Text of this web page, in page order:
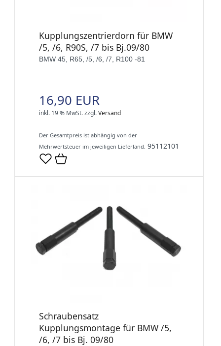
Kupplungszentrierdorn für BMW
/5, /6, R90S, /7 bis Bj.09/80
BMW 45, R65, /5, /6, /7, R100 -81
16,90 EUR
inkl. 19 % MwSt.zzgl.Versand
Der Gesamtpreis ist abhängig von der
Mehrwertsteuer im jeweiligen Lieferland. 95112101
Schraubensatz
Kupplungsmontage für BMW /5,
/6, /7 bis Bj. 09/80